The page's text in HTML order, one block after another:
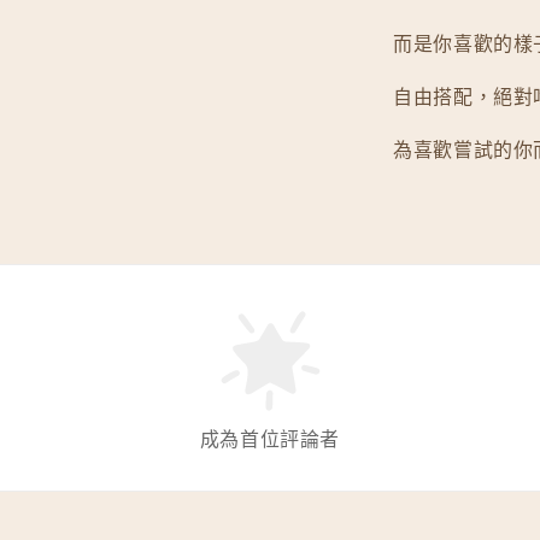
而是你喜歡的樣
自由搭配，絕對
為喜歡嘗試的你
成為首位評論者